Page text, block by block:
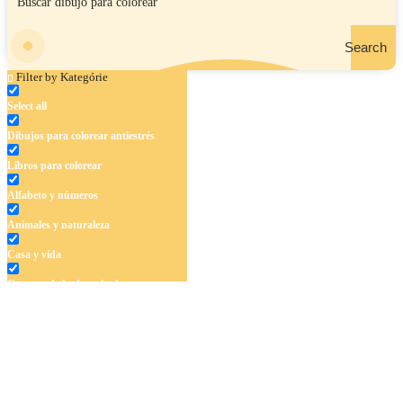
Search
Filter by Kategórie
Select all
Dibujos para colorear antiestrés
Libros para colorear
Alfabeto y números
Animales y naturaleza
Casa y vida
Cuentos de hadas y hadas